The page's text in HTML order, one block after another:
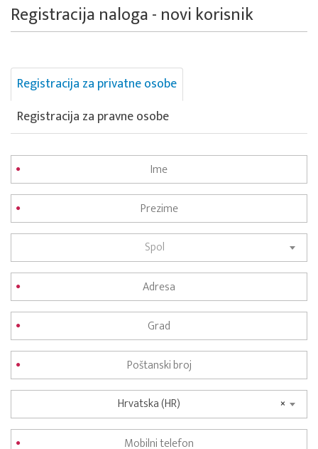
Registracija naloga - novi korisnik
Registracija za privatne osobe
Registracija za pravne osobe
Spol
×
Hrvatska (HR)